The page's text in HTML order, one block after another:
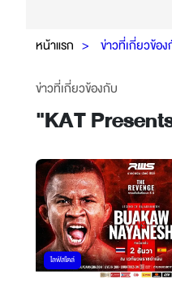
หน้าแรก ข่าวที่เกี่ยวข้อ
ข่าวที่เกี่ยวข้องกับ
"KAT
ไลฟ์สไตล์